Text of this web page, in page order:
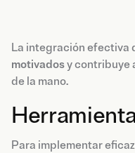
La integración efectiva
motivadosy contribuye
de la mano.
Para implementar